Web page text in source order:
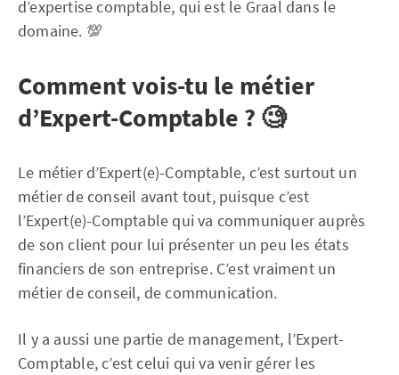
d’expertise comptable, qui est le Graal dans le
domaine. 💯
Comment vois-tu le métier
d’Expert-Comptable ? 🧐
Le métier d’Expert(e)-Comptable, c’est surtout un
métier de conseil avant tout, puisque c’est
l’Expert(e)-Comptable qui va communiquer auprès
de son client pour lui présenter un peu les états
financiers de son entreprise. C’est vraiment un
métier de conseil, de communication.
Il y a aussi une partie de management, l’Expert-
Comptable, c’est celui qui va venir gérer les